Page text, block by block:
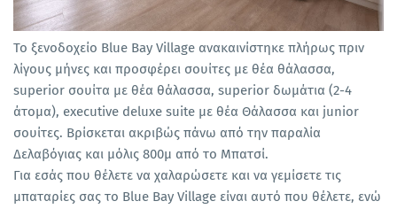
Το ξενοδοχείο Blue Bay Village ανακαινίστηκε πλήρως πριν
λίγους μήνες και προσφέρει σουίτες με θέα θάλασσα,
superior σουίτα με θέα θάλασσα, superior δωμάτια (2-4
άτομα), executive deluxe suite με θέα Θάλασσα και junior
σουίτες. Βρίσκεται ακριβώς πάνω από την παραλία
Δελαβόγιας και μόλις 800μ από το Μπατσί.
Για εσάς που θέλετε να χαλαρώσετε και να γεμίσετε τις
μπαταρίες σας το Blue Bay Village είναι αυτό που θέλετε, ενώ